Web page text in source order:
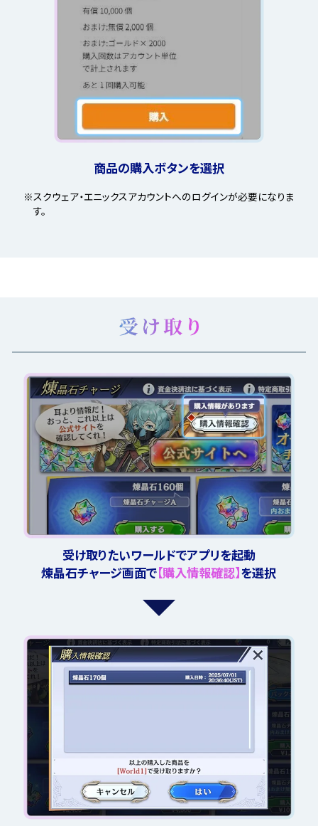
商品の購入ボタンを選択
※スクウェア・エニックスアカウントへのログインが必要になりま
す。
受け取りたいワールドでアプリを起動
煉晶石チャージ画面で【購入情報確認】を選択